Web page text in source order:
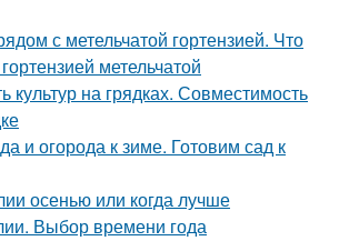
с метельчатой гортензией. Что
метельчатой
культур на грядках. Совместимость
и огорода к зиме. Готовим сад к
осенью или когда лучше
Выбор времени года